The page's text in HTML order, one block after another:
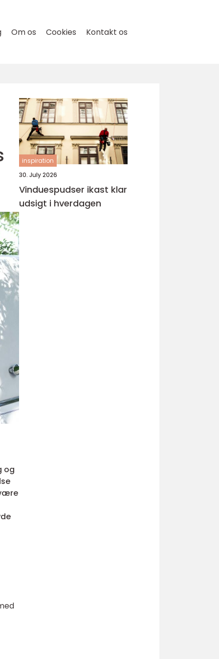
Om os Cookies Kontakt os
og
inspiration
30. July 2026
Vinduespudser ikast klar
udsigt i hverdagen